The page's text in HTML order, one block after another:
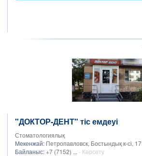
"ДОКТОР-ДЕНТ" тіс емдеуі
Стоматологиялық
Мекенжай: Петропавловск, Бостындық к-сі, 17
Байланыс: +7 (7152) ... - Көрсету